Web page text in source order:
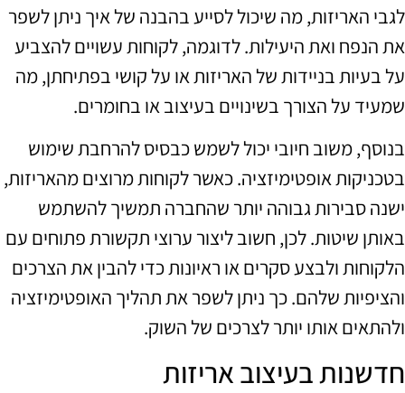
לגבי האריזות, מה שיכול לסייע בהבנה של איך ניתן לשפר
את הנפח ואת היעילות. לדוגמה, לקוחות עשויים להצביע
על בעיות בניידות של האריזות או על קושי בפתיחתן, מה
שמעיד על הצורך בשינויים בעיצוב או בחומרים.
בנוסף, משוב חיובי יכול לשמש כבסיס להרחבת שימוש
בטכניקות אופטימיזציה. כאשר לקוחות מרוצים מהאריזות,
ישנה סבירות גבוהה יותר שהחברה תמשיך להשתמש
באותן שיטות. לכן, חשוב ליצור ערוצי תקשורת פתוחים עם
הלקוחות ולבצע סקרים או ראיונות כדי להבין את הצרכים
והציפיות שלהם. כך ניתן לשפר את תהליך האופטימיזציה
ולהתאים אותו יותר לצרכים של השוק.
חדשנות בעיצוב אריזות